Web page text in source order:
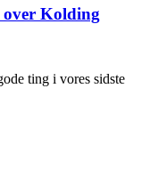
over Kolding
ting i vores sidste